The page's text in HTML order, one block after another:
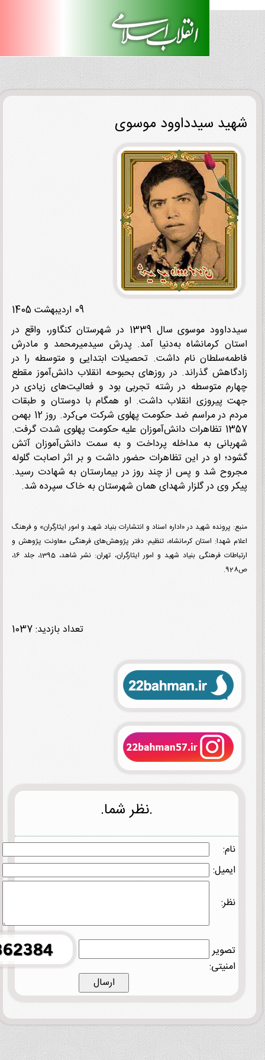
سیدداوود موسوی
سیدداوود موسوی سال 1339 در شهرستان کنگاور، واقع در
کرمانشاه به‌دنیا آمد. پدرش سیدمیرمحمد و مادرش
نام داشت. تحصیلات ابتدایی و متوسطه را در
گذراند. در روزهای بحبوحه انقلاب دانش‌آموز مقطع
متوسطه در رشته تجربی بود و فعالیت‌های زیادی در
پیروزی انقلاب داشت. او همگام با دوستان و طبقات
مردم در مراسم ضد حکومت پهلوی شرکت می‌کرد. روز 12 بهمن
1357 تظاهرات دانش‌آموزان علیه حکومت پهلوی شدت گرفت.
به مداخله پرداخت و به سمت دانش‌آموزان آتش
او در این تظاهرات حضور داشت و بر اثر اصابت گلوله
شد و پس از چند روز در بیمارستان به شهادت رسید.
وی در گلزار شهدای همان شهرستان به خاک سپرده شد.
پرونده شهید در «اداره اسناد و انتشارات بنیاد شهید و امور ایثارگران» و فرهنگ
شهدا:استان کرمانشاه، تنظیم: دفتر پژوهش‌های فرهنگی معاونت پژوهش و
ارتباطات فرهنگی بنیاد شهید و امور ایثارگران، تهران: نشر شاهد، 1395، جلد 16،
تعداد بازدید: 1037
.نظر شما.